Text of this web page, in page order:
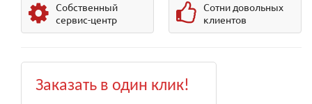
Собственный
сервис-центр
Сотни довольных
клиентов
Заказать в один клик!